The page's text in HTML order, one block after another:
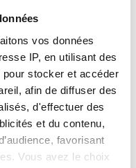
vos données
IP, en utilisant des
stocker et accéder
afin de diffuser des
d'effectuer des
et du contenu,
favorisant
Vous avez le choix
le
dicter son mode de
mal est
parfois
Bannissez
rien.